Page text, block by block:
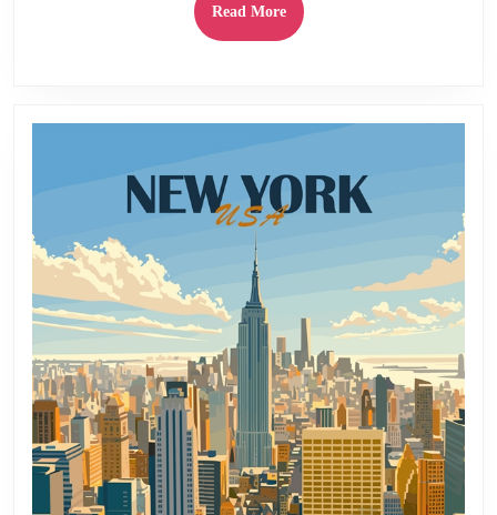
Read MoreRead
More